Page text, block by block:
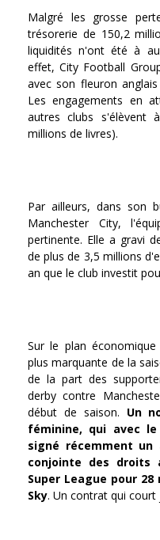
Malgré les grosse
trésorerie de 150,2
liquidités n'ont été à
effet, City Football
avec son fleuron
Les engagements en
autres clubs s'élèvent
millions de livres).
Par ailleurs, dans son
Manchester City,
pertinente. Elle a gravi
de plus de 3,5 millions
an que le club investit
Sur le plan
plus marquante de la
de la part des
derby contre
début de saison. Un
féminine, qui avec
signé récemment
conjointe des droits
Super League pour
Sky. Un contrat qui court